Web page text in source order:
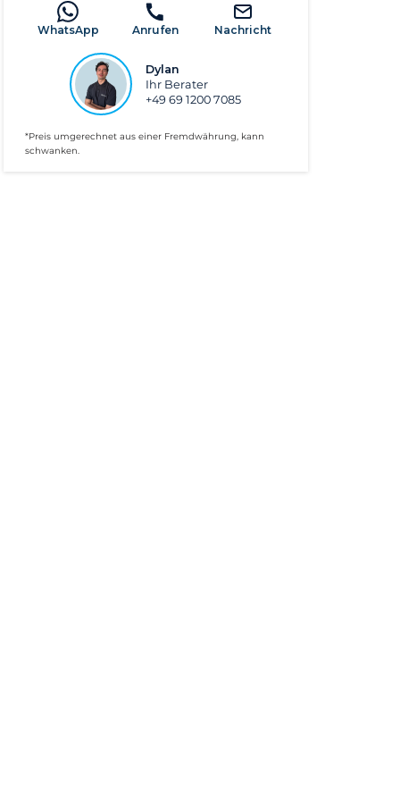
WhatsApp Anrufen Nachricht
Dylan
Ihr Berater
+49 69 1200 7085
*Preis umgerechnet aus einer Fremdwährung, kann
schwanken.